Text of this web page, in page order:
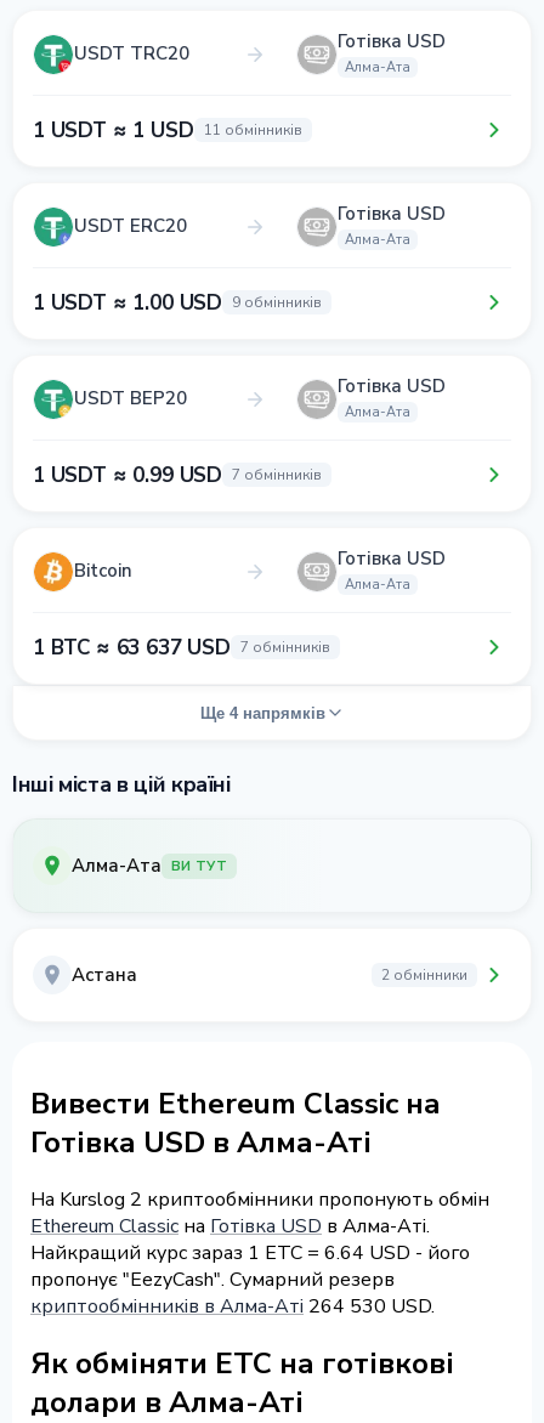
USDT TRC20 Готівка USD
Алма-Ата
1 USDT ≈ 1 USD 11 обмінників
USDT ERC20 Готівка USD
Алма-Ата
1 USDT ≈ 1.00 USD 9 обмінників
USDT BEP20 Готівка USD
Алма-Ата
1 USDT ≈ 0.99 USD 7 обмінників
Bitcoin Готівка USD
Алма-Ата
1 BTC ≈ 63 637 USD 7 обмінників
Ще 4 напрямків
Інші міста в цій країні
Алма-Ата ВИ ТУТ
Астана 2 обмінники
Вивести Ethereum Classic на
Готівка USD в Алма-Аті
На Kurslog 2 криптообмінники пропонують обмін
Ethereum Classic на Готівка USD в Алма-Аті.
Найкращий курс зараз 1 ETC = 6.64 USD - його
пропонує "EezyCash". Сумарний резерв
криптообмінників в Алма-Аті 264 530 USD.
Як обміняти ETC на готівкові
долари в Алма-Аті